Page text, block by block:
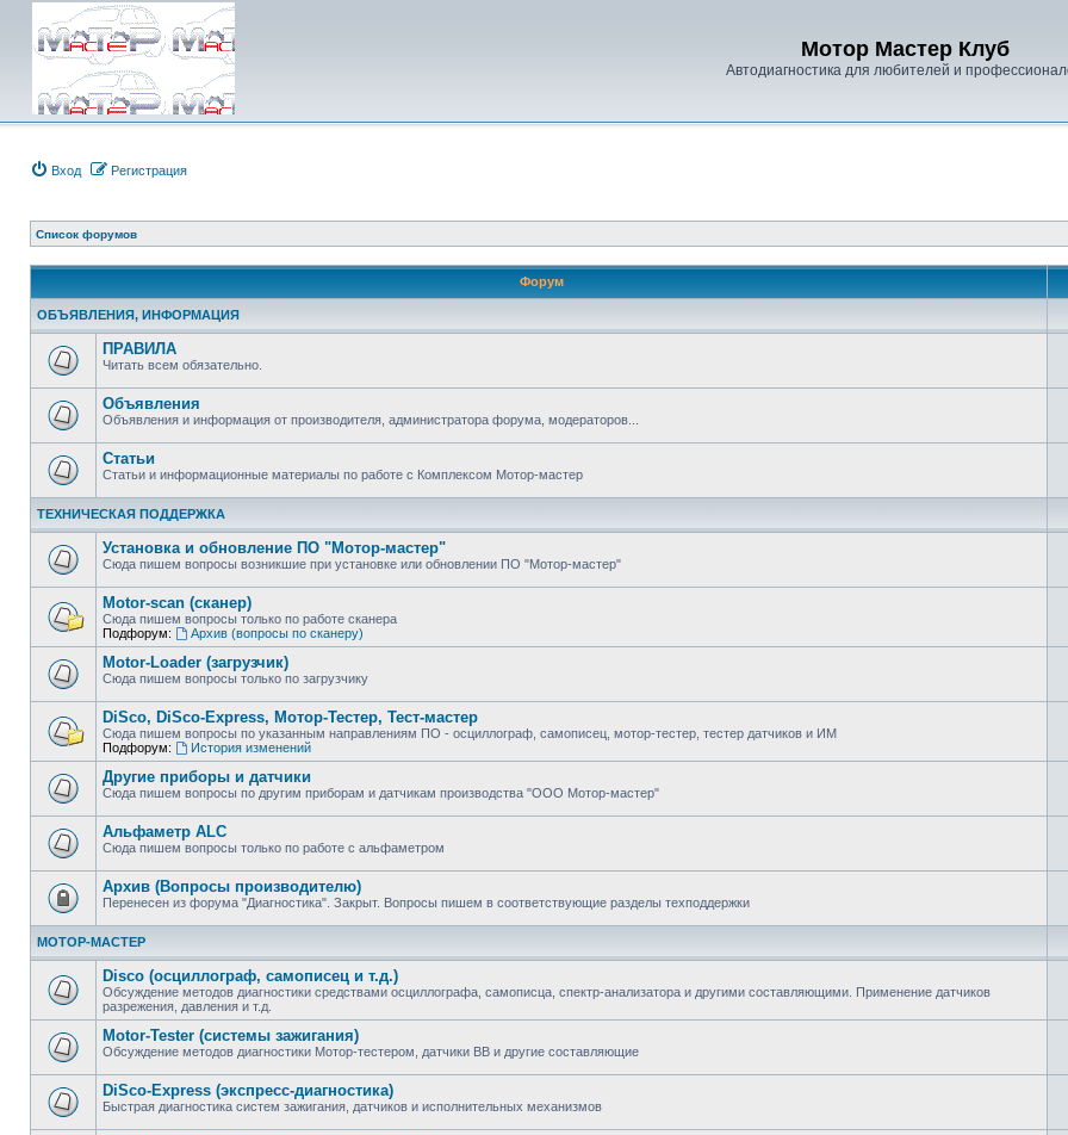
Мотор Мастер Клуб
Автодиагностика для любителей и
Вход Регистрация
Список форумов
Форум
ОБЪЯВЛЕНИЯ, ИНФОРМАЦИЯ
ПРАВИЛА
Читать всем обязательно.
Объявления
Объявления и информация от производителя, администратора форума, модераторов...
Статьи
Статьи и информационные материалы по работе с Комплексом Мотор-мастер
ТЕХНИЧЕСКАЯ ПОДДЕРЖКА
Установка и обновление ПО "Мотор-мастер"
Сюда пишем вопросы возникшие при установке или обновлении ПО "Мотор-мастер"
Motor-scan (сканер)
Сюда пишем вопросы только по работе сканера
Подфорум:
Архив (вопросы по сканеру)
Motor-Loader (загрузчик)
Сюда пишем вопросы только по загрузчику
DiSco, DiSco-Express, Мотор-Тестер, Тест-мастер
Сюда пишем вопросы по указанным направлениям ПО - осциллограф, самописец, мотор-тестер, тестер датчиков и ИМ
Подфорум:
История изменений
Другие приборы и датчики
Сюда пишем вопросы по другим приборам и датчикам производства "ООО Мотор-мастер"
Альфаметр ALC
Сюда пишем вопросы только по работе с альфаметром
Архив (Вопросы производителю)
Перенесен из форума "Диагностика". Закрыт. Вопросы пишем в соответствующие разделы техподдержки
МОТОР-МАСТЕР
Disco (осциллограф, самописец и т.д.)
Обсуждение методов диагностики средствами осциллографа, самописца, спектр-анализатора и другими составляющими. Применение датчиков
разрежения, давления и т.д.
Motor-Tester (системы зажигания)
Обсуждение методов диагностики Мотор-тестером, датчики ВВ и другие составляющие
DiSco-Express (экспресс-диагностика)
Быстрая диагностика систем зажигания, датчиков и исполнительных механизмов